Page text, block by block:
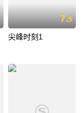
7.5
尖峰时刻1